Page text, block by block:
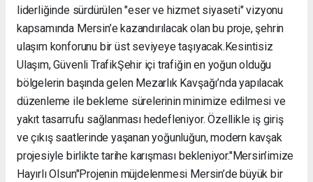
liderliğinde sürdürülen "eser ve hizmet siyaseti" vizyonu
kapsamında Mersin’e kazandırılacak olan bu proje, şehrin
ulaşım konforunu bir üst seviyeye taşıyacak. ​Kesintisiz
Ulaşım, Güvenli Trafik ​Şehir içi trafiğin en yoğun olduğu
bölgelerin başında gelen Mezarlık Kavşağı’nda yapılacak
düzenleme ile bekleme sürelerinin minimize edilmesi ve
yakıt tasarrufu sağlanması hedefleniyor. Özellikle iş giriş
ve çıkış saatlerinde yaşanan yoğunluğun, modern kavşak
projesiyle birlikte tarihe karışması bekleniyor. ​"Mersin’imize
Hayırlı Olsun" ​Projenin müjdelenmesi Mersin’de büyük bir